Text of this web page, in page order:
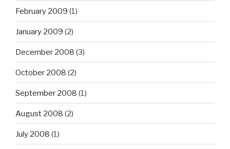
February 2009 (1)
January 2009 (2)
December 2008 (3)
October 2008 (2)
September 2008 (1)
August 2008 (2)
July 2008 (1)